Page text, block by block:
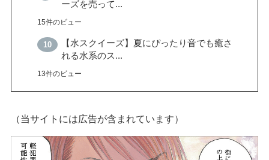
ーズを売って...
15件のビュー
【水スクイーズ】夏にぴったり音でも癒さ
れる水系のス...
13件のビュー
（当サイトには広告が含まれています）